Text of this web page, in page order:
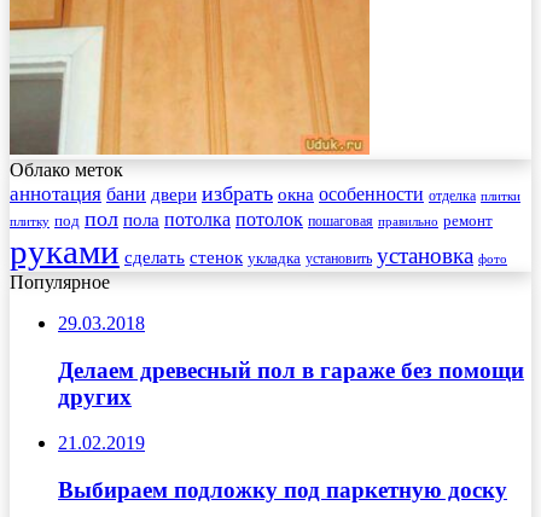
Облако меток
аннотация бани двери избрать окна особенности отделка плитки
плитку под пол пола потолка потолок пошаговая правильно ремонт
руками сделать стенок укладка установить установка фото
Популярное
29.03.2018
Делаем древесный пол в гараже без помощи
других
21.02.2019
Выбираем подложку под паркетную доску